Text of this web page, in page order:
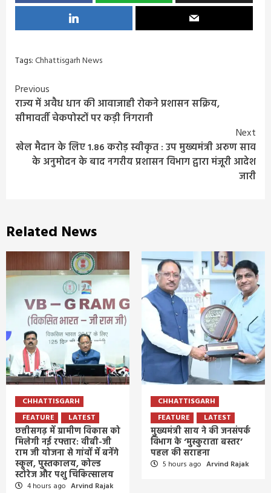
Tags:Chhattisgarh News
Continue
Reading
Previous
राज्य में अवैध धान की आवाजाही रोकने प्रशासन सक्रिय,
सीमावर्ती चेकपोस्टों पर कड़ी निगरानी
Next
खेल मैदान के लिए 1.86 करोड़ स्वीकृत : उप मुख्यमंत्री अरुण साव
के अनुमोदन के बाद नगरीय प्रशासन विभाग द्वारा मंजूरी आदेश
जारी
Related News
CHHATTISGARH
FEATURE
LATEST
छत्तीसगढ़ में ग्रामीण विकास को
मिलेगी नई रफ्तार: वीबी-जी
राम जी योजना से गांवों में बनेंगे
स्कूल, पुस्तकालय, कोल्ड
स्टोरेज और पशु चिकित्सालय
4 hours ago Arvind Rajak
CHHATTISGARH
FEATURE
LATEST
मुख्यमंत्री साय ने की जनसंपर्क
विभाग के ‘मुस्कुराता बस्तर’
पहल की सराहना
5 hours ago Arvind Rajak